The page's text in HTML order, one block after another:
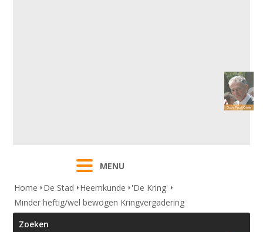
MENU
Home
De Stad Heemkunde
'De Kring'
Minder heftig/wel bewogen Kringvergadering
Zoeken